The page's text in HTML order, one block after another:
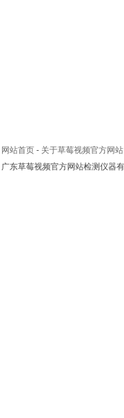
网站首页 - 关于草莓视频官方网站
广东草莓视频官方网站检测仪器